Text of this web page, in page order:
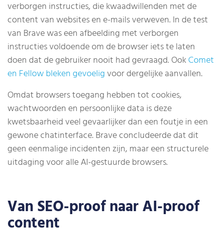
verborgen instructies, die kwaadwillenden met de
content van websites en e-mails verweven. In de test
van Brave was een afbeelding met verborgen
instructies voldoende om de browser iets te laten
doen dat de gebruiker nooit had gevraagd. OokComet
en Fellow bleken gevoeligvoor dergelijke aanvallen.
Omdat browsers toegang hebben tot cookies,
wachtwoorden en persoonlijke data is deze
kwetsbaarheid veel gevaarlijker dan een foutje in een
gewone chatinterface. Brave concludeerde dat dit
geen eenmalige incidenten zijn, maar een structurele
uitdaging voor alle AI-gestuurde browsers.
Van SEO-proof naar AI-proof
content